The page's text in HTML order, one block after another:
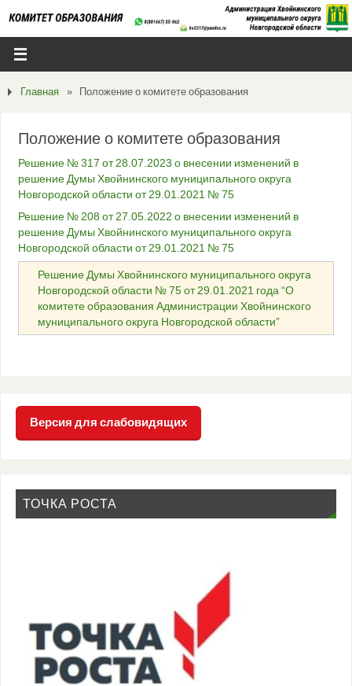
Главная » Положение о комитете образования
Положение о комитете образования
Решение № 317 от 28.07.2023 о внесении изменений в
решение Думы Хвойнинского муниципального округа
Новгородской области от 29.01.2021 № 75
Решение № 208 от 27.05.2022 о внесении изменений в
решение Думы Хвойнинского муниципального округа
Новгородской области от 29.01.2021 № 75
Решение Думы Хвойнинского муниципального округа
Новгородской области № 75 от 29.01.2021 года “О
комитете образования Администрации Хвойнинского
муниципального округа Новгородской области”
Версия для слабовидящих
ТОЧКА РОСТА